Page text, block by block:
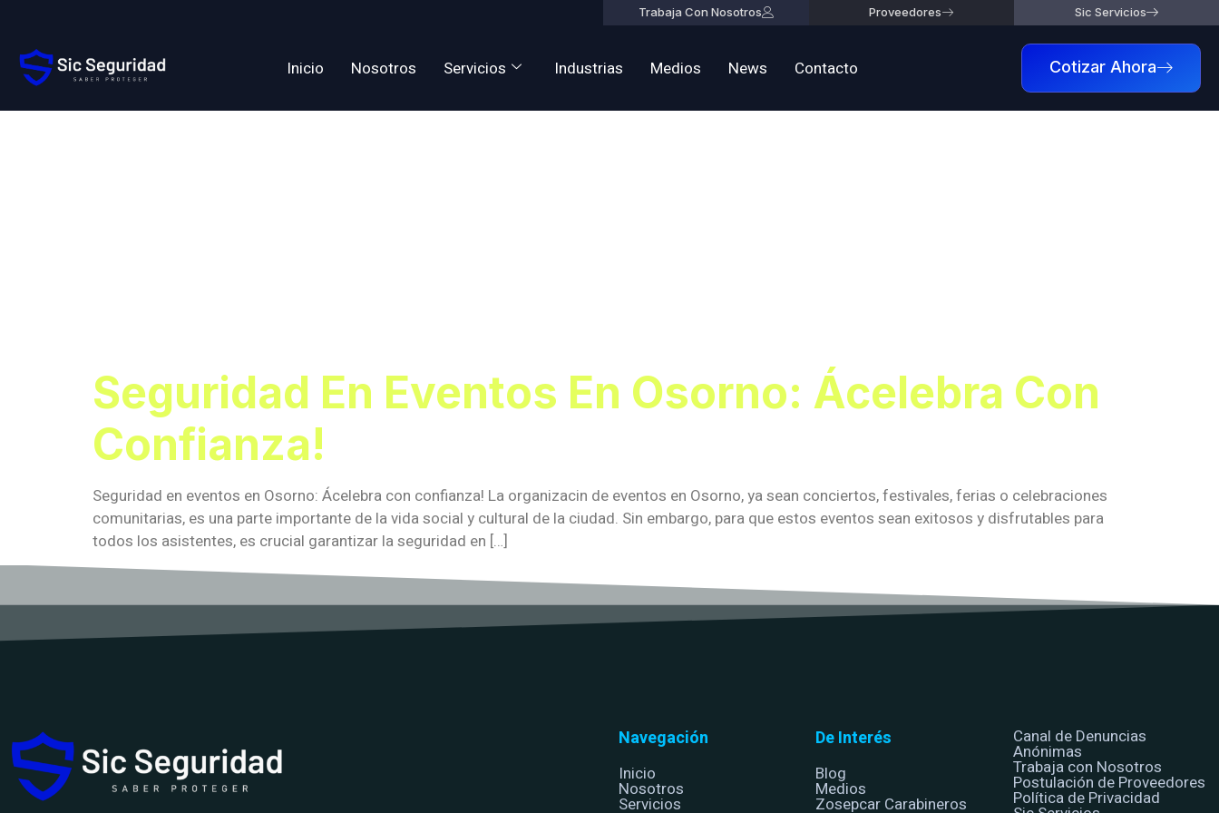
Trabaja Con Nosotros Proveedores Sic Servicios
Inicio Nosotros Servicios Industrias Medios News Contacto Cotizar Ahora
Seguridad En Eventos En Osorno: Ácelebra Con
Confianza!
Seguridad en eventos en Osorno: Ácelebra con confianza! La organizacin de eventos en Osorno, ya sean conciertos, festivales, ferias o celebraciones
comunitarias, es una parte importante de la vida social y cultural de la ciudad. Sin embargo, para que estos eventos sean exitosos y disfrutables para
todos los asistentes, es crucial garantizar la seguridad en […]
Navegación
Inicio
Nosotros
Servicios
De Interés
Blog
Medios
Zosepcar Carabineros
Canal de Denuncias
Anónimas
Trabaja con Nosotros
Postulación de Proveedores
Política de Privacidad